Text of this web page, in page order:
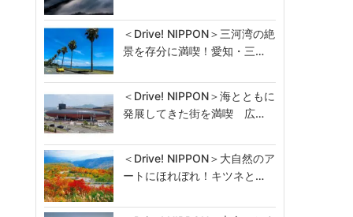
＜Drive! NIPPON＞三河湾の絶
景を存分に満喫！愛知・三…
＜Drive! NIPPON＞海とともに
発展してきた街を満喫 広…
＜Drive! NIPPON＞大自然のア
ートにほれぼれ！キツネと…